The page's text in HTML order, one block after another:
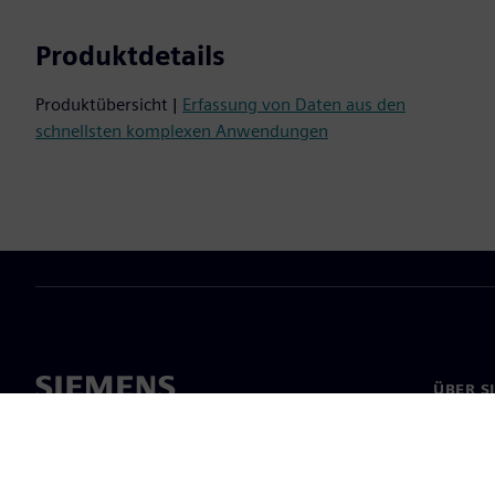
Produktdetails
Produktübersicht | Erfassung von Daten aus den
schnellsten komplexen Anwendungen
ÜBER